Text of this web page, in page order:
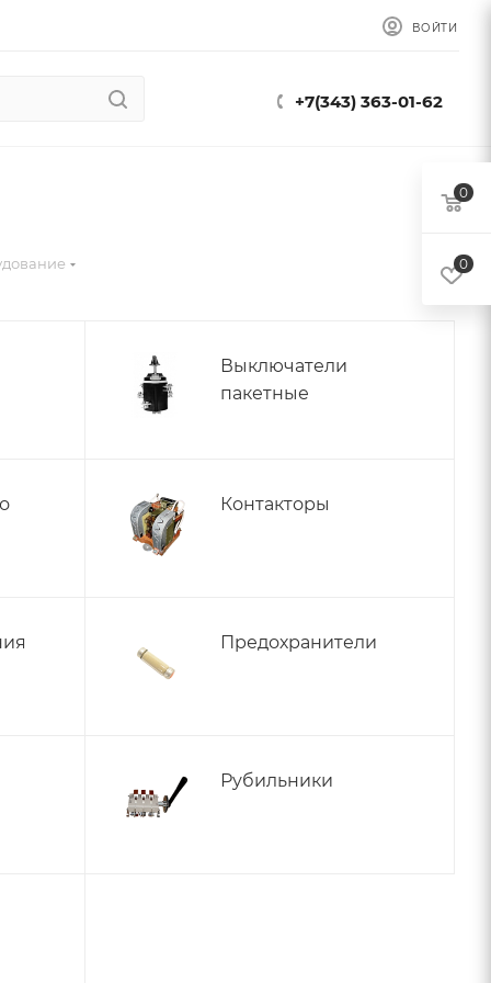
ВОЙТИ
+7(343) 363-01-62
Выключатели
пакетные
Контакторы
Предохранители
Рубильники
0
0